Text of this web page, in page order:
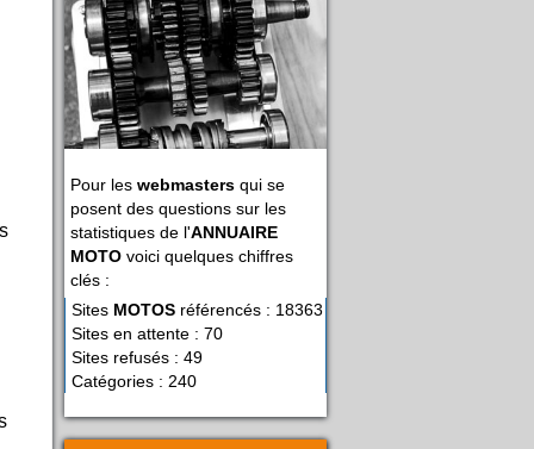
Pour les webmasters qui se
posent des questions sur les
statistiques de l'ANNUAIRE
MOTO voici quelques chiffres
clés :
Sites MOTOS référencés : 18363
Sites en attente : 70
Sites refusés : 49
Catégories : 240